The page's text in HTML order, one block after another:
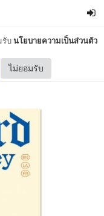
รับนโยบายความเป็นส่วนตัว
ไม่ยอมรับ